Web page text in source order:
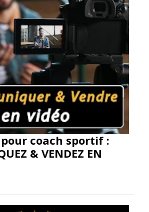
coach sportif :
& VENDEZ EN